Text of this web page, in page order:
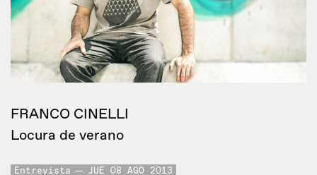
FRANCO CINELLI
Locura de verano
Entrevista JUE 08 AGO 2013